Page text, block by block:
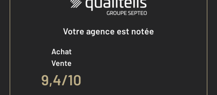
Votre agence est notée
Achat
Vente
9,4/10